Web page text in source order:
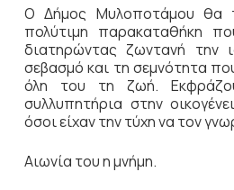
Ο Δήμος Μυλοποτάμου θα
πολύτιμη παρακαταθήκη
διατηρώντας ζωντανή την
σεβασμό και τη σεμνότητα
όλη του τη ζωή.
συλλυπητήρια στην
όσοι είχαν την τύχη να τον
Αιωνία του η μνήμη.